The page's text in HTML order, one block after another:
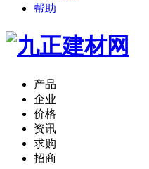
帮助
产品
企业
价格
资讯
求购
招商